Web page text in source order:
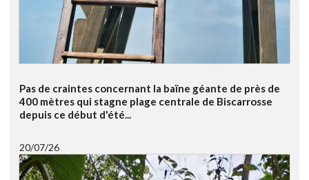
Pas de craintes concernant la baïne géante de près de
400 mètres qui stagne plage centrale de Biscarrosse
depuis ce début d'été...
20/07/26